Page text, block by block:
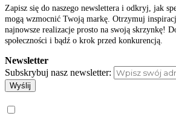
Zapisz się do naszego newslettera i odkryj, jak
mogą wzmocnić Twoją markę. Otrzymuj
najnowsze realizacje prosto na swoją skrzynkę!
społeczności i bądź o krok przed konkurencją.
Newsletter
Subskrybuj nasz newsletter:
Wyślij